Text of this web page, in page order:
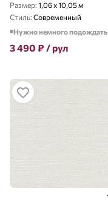
Размер: 1,06 x 10,05 м
Стиль: Современный
Нужно немного подождать
3 490 ₽ / рул